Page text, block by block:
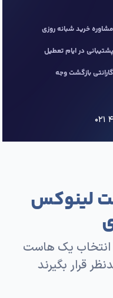
مشاوره خرید شبانه روزی
پشتیبانی در ایام تعطیل
گارانتی بازگشت وجه
لینوکس
انتخاب یک هاست
قرار بگیرند